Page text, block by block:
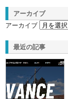
アーカイブ
アーカイブ
最近の記事